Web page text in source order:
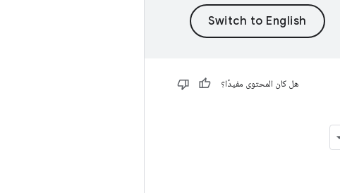
هل كان المحتوى مفيدًا؟